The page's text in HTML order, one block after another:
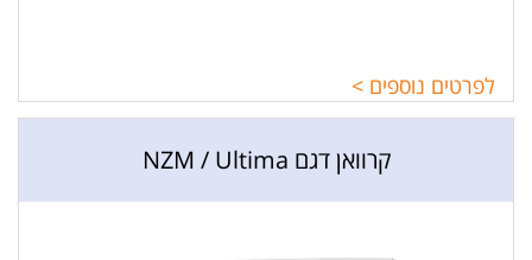
לפרטים נוספים >
קרוואן דגם NZM / Ultima